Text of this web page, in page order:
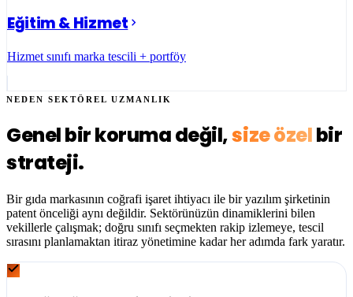
Eğitim & Hizmet
Hizmet sınıfı marka tescili + portföy
NEDEN SEKTÖREL UZMANLIK
Genel bir koruma değil,size özelbir
strateji.
Bir gıda markasının coğrafi işaret ihtiyacı ile bir yazılım şirketinin
patent önceliği aynı değildir. Sektörünüzün dinamiklerini bilen
vekillerle çalışmak; doğru sınıfı seçmekten rakip izlemeye, tescil
sırasını planlamaktan itiraz yönetimine kadar her adımda fark yaratır.